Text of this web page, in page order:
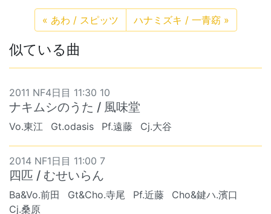
« あわ / スピッツ ハナミズキ / 一青窈 »
似ている曲
2011 NF4日目 11:30 10
ナキムシのうた / 風味堂
Vo.東江 Gt.odasis Pf.遠藤 Cj.大谷
2014 NF1日目 11:00 7
四匹 / むせいらん
Ba&Vo.前田 Gt&Cho.寺尾 Pf.近藤
Cho&鍵ハ.濱口
Cj.桑原